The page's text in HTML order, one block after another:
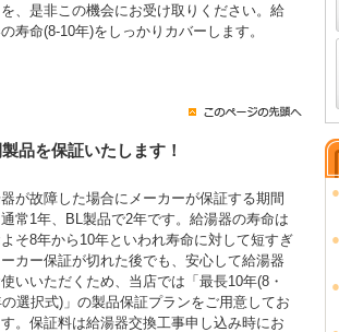
、是非この機会にお受け取りください。給
寿命(8-10年)をしっかりカバーします。
品を保証いたします！
が故障した場合にメーカーが保証する期間
常1年、BL製品で2年です。給湯器の寿命は
そ8年から10年といわれ寿命に対して短すぎ
カー保証が切れた後でも、安心して給湯器
いいただくため、当店では「最長10年(8・
の選択式)」の製品保証プランをご用意してお
す。保証料は給湯器交換工事申し込み時にお